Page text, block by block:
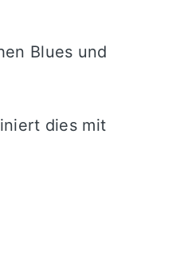
Blues und
dies mit